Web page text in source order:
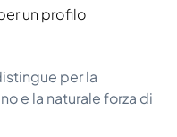
un profilo
per la
e la naturale forza di